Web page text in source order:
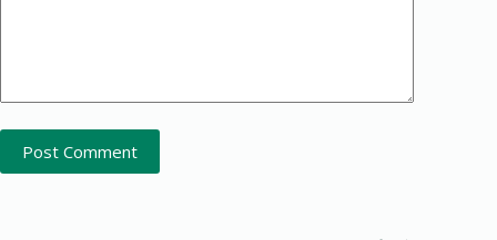
Post Comment